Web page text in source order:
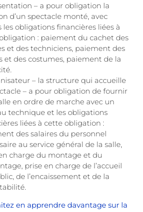
– a pour obligation la
d’un spectacle monté, avec
les obligations financières liées à
: paiement du cachet des
et des techniciens, paiement des
et des costumes, paiement de la
– la structure qui accueille
– a pour obligation de fournir
en ordre de marche avec un
technique et les obligations
liées à cette obligation :
des salaires du personnel
au service général de la salle,
charge du montage et du
prise en charge de l’accueil
de l’encaissement et de la
en apprendre davantage sur la